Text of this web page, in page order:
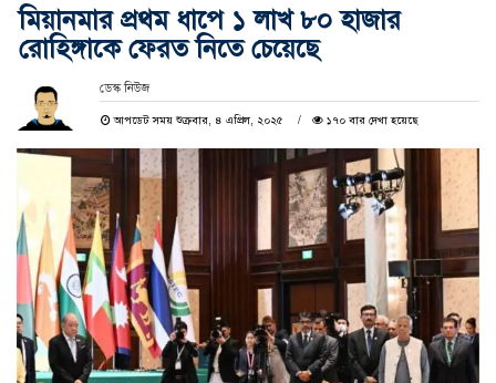
মিয়ানমার প্রথম ধাপে ১ লাখ ৮০ হাজার
রোহিঙ্গাকে ফেরত নিতে চেয়েছে
ডেস্ক নিউজ
আপডেট সময় শুক্রবার, ৪ এপ্রিল, ২০২৫ ১৭০ বার দেখা হয়েছে